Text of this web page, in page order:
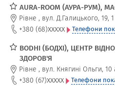
AURA-ROOM (АУРА-РУМ),
Рівне , вул. Д.Галицького, 19,
+380 (68)xxxxx Телефони
BODHI (БОДХІ), ЦЕНТР
ЗДОРОВ'Я
Рівне , вул. Княгині Ольги, 10
+380 (67)xxxxx Телефони